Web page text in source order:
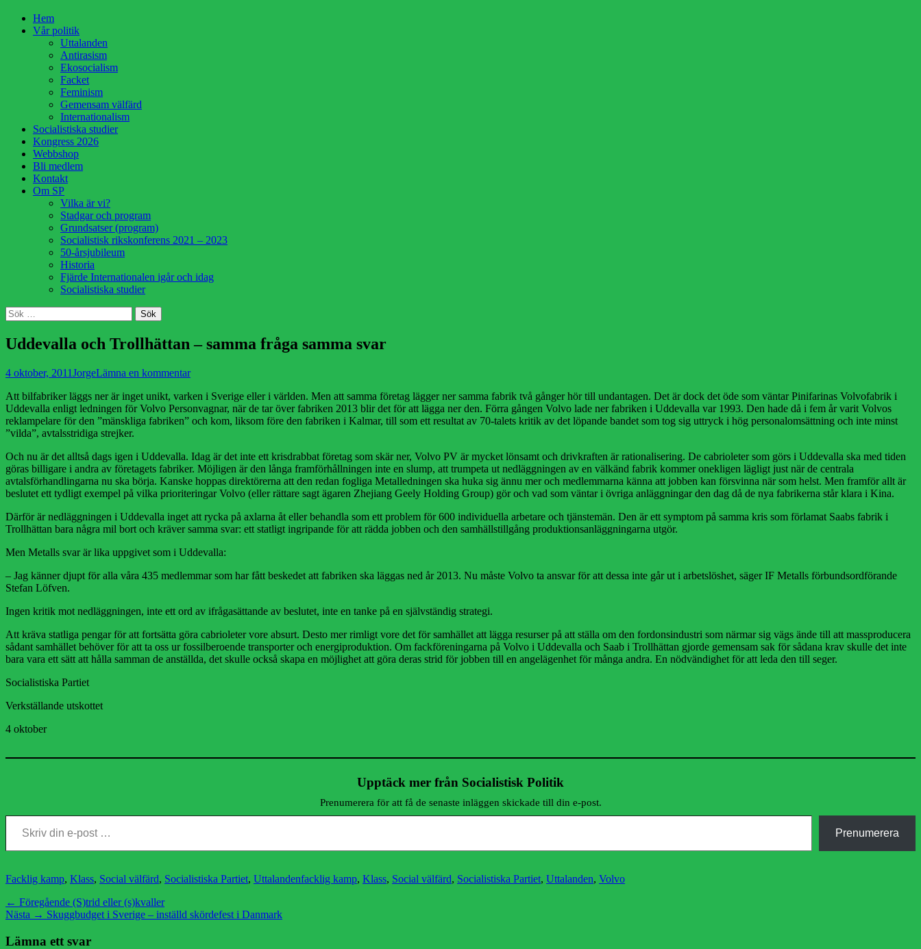
HoppaHem
Vår politik
Uttalanden
Antirasism
Ekosocialism
Facket
Feminism
Gemensam välfärd
Internationalism
Socialistiska studier
Kongress 2026
Webbshop
Bli medlem
Kontakt
Om SP
Vilka är vi?
Stadgar och program
Grundsatser (program)
Socialistisk rikskonferens 2021 – 2023
50-årsjubileum
Historia
Fjärde Internationalen igår och idag
Socialistiska studier
Sök
Sök
efter:
Uddevalla och Trollhättan – samma fråga samma svar
Publicerad
4 oktober, 2011 Författare
JorgeLämna en kommentar
Att bilfabriker läggs ner är inget unikt, varken i Sverige eller i världen. Men att samma företag lägger ner samma fabrik två gånger hör till undantagen. Det är dock det öde som väntar Pinifarinas Volvofabrik i
Uddevalla enligt ledningen för Volvo Personvagnar, när de tar över fabriken 2013 blir det för att lägga ner den. Förra gången Volvo lade ner fabriken i Uddevalla var 1993. Den hade då i fem år varit Volvos
reklampelare för den ”mänskliga fabriken” och kom, liksom före den fabriken i Kalmar, till som ett resultat av 70-talets kritik av det löpande bandet som tog sig uttryck i hög personalomsättning och inte minst
”vilda”, avtalsstridiga strejker.
Och nu är det alltså dags igen i Uddevalla. Idag är det inte ett krisdrabbat företag som skär ner, Volvo PV är mycket lönsamt och drivkraften är rationalisering. De cabrioleter som görs i Uddevalla ska med tiden
göras billigare i andra av företagets fabriker. Möjligen är den långa framförhållningen inte en slump, att trumpeta ut nedläggningen av en välkänd fabrik kommer onekligen lägligt just när de centrala
avtalsförhandlingarna nu ska börja. Kanske hoppas direktörerna att den redan fogliga Metalledningen ska huka sig ännu mer och medlemmarna känna att jobben kan försvinna när som helst. Men framför allt är
beslutet ett tydligt exempel på vilka prioriteringar Volvo (eller rättare sagt ägaren Zhejiang Geely Holding Group) gör och vad som väntar i övriga anläggningar den dag då de nya fabrikerna står klara i Kina.
Därför är nedläggningen i Uddevalla inget att rycka på axlarna åt eller behandla som ett problem för 600 individuella arbetare och tjänstemän. Den är ett symptom på samma kris som förlamat Saabs fabrik i
Trollhättan bara några mil bort och kräver samma svar: ett statligt ingripande för att rädda jobben och den samhällstillgång produktionsanläggningarna utgör.
Men Metalls svar är lika uppgivet som i Uddevalla:
– Jag känner djupt för alla våra 435 medlemmar som har fått beskedet att fabriken ska läggas ned år 2013. Nu måste Volvo ta ansvar för att dessa inte går ut i arbetslöshet, säger IF Metalls förbundsordförande
Stefan Löfven.
Ingen kritik mot nedläggningen, inte ett ord av ifrågasättande av beslutet, inte en tanke på en självständig strategi.
Att kräva statliga pengar för att fortsätta göra cabrioleter vore absurt. Desto mer rimligt vore det för samhället att lägga resurser på att ställa om den fordonsindustri som närmar sig vägs ände till att massproducera
sådant samhället behöver för att ta oss ur fossilberoende transporter och energiproduktion. Om fackföreningarna på Volvo i Uddevalla och Saab i Trollhättan gjorde gemensam sak för sådana krav skulle det inte
bara vara ett sätt att hålla samman de anställda, det skulle också skapa en möjlighet att göra deras strid för jobben till en angelägenhet för många andra. En nödvändighet för att leda den till seger.
Socialistiska Partiet
Verkställande utskottet
4 oktober
Upptäck mer från Socialistisk Politik
Prenumerera för att få de senaste inläggen skickade till din e-post.
Skriv din e-post …
Prenumerera
Kategorier
Facklig kamp, Klass, Social välfärd, Socialistiska Partiet, UttalandenEtiketter
facklig kamp, Klass, Social välfärd, Socialistiska Partiet, Uttalanden, Volvo
Inläggsnavigering
← Föregående Föregående
inlägg:
(S)trid eller (s)kvaller
Nästa → Nästa
Skuggbudget i Sverige – inställd skördefest i Danmark
Lämna ett svar